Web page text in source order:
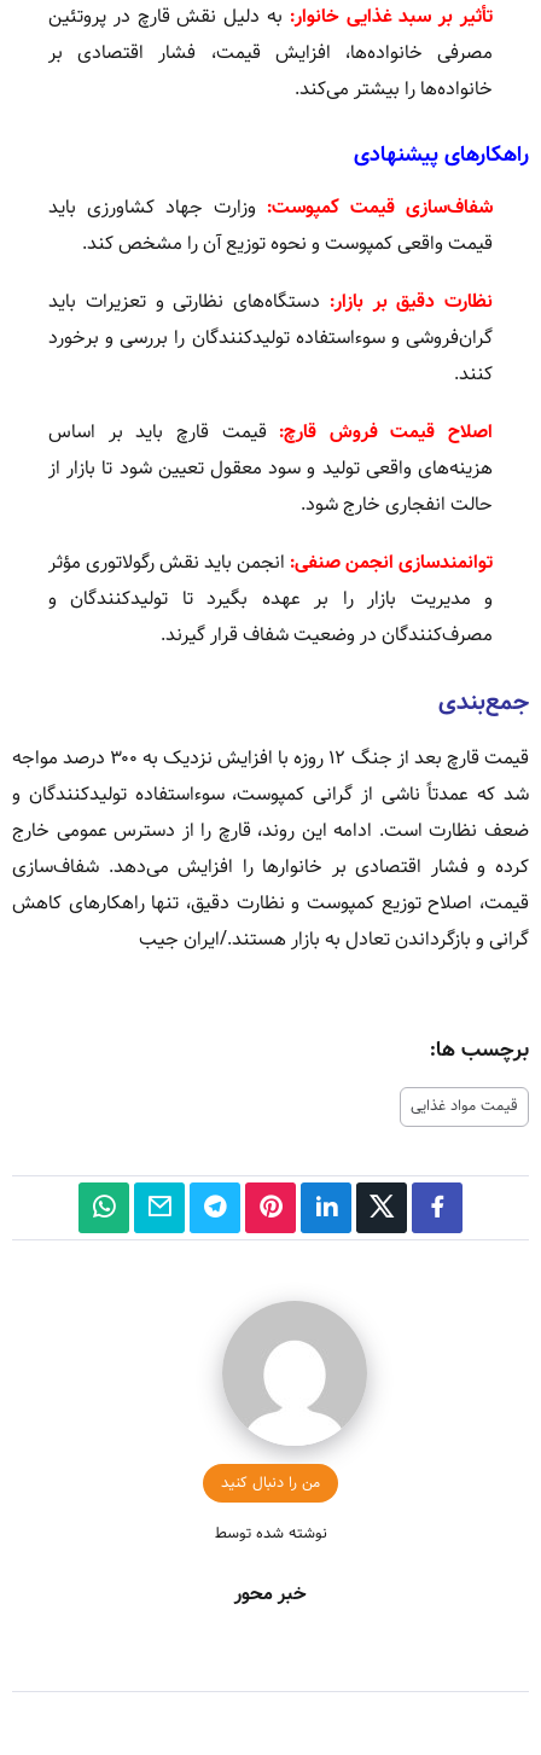
تأثیر بر سبد غذایی خانوار: به دلیل نقش قارچ در پروتئین
مصرفی خانواده‌ها، افزایش قیمت، فشار اقتصادی بر
خانواده‌ها را بیشتر می‌کند.
راهکارهای پیشنهادی
شفاف‌سازی قیمت کمپوست: وزارت جهاد کشاورزی باید
قیمت واقعی کمپوست و نحوه توزیع آن را مشخص کند.
نظارت دقیق بر بازار: دستگاه‌های نظارتی و تعزیرات باید
گران‌فروشی و سوءاستفاده تولیدکنندگان را بررسی و برخورد
کنند.
اصلاح قیمت فروش قارچ: قیمت قارچ باید بر اساس
هزینه‌های واقعی تولید و سود معقول تعیین شود تا بازار از
حالت انفجاری خارج شود.
توانمندسازی انجمن صنفی: انجمن باید نقش رگولاتوری مؤثر
و مدیریت بازار را بر عهده بگیرد تا تولیدکنندگان و
مصرف‌کنندگان در وضعیت شفاف قرار گیرند.
جمع‌بندی
قیمت قارچ بعد از جنگ ۱۲ روزه با افزایش نزدیک به ۳۰۰ درصد مواجه
شد که عمدتاً ناشی از گرانی کمپوست، سوءاستفاده تولیدکنندگان و
ضعف نظارت است. ادامه این روند، قارچ را از دسترس عمومی خارج
کرده و فشار اقتصادی بر خانوارها را افزایش می‌دهد. شفاف‌سازی
قیمت، اصلاح توزیع کمپوست و نظارت دقیق، تنها راهکارهای کاهش
گرانی و بازگرداندن تعادل به بازار هستند./ایران جیب
برچسب ها:
قیمت مواد غذایی
من را دنبال کنید
نوشته شده توسط
خبر محور